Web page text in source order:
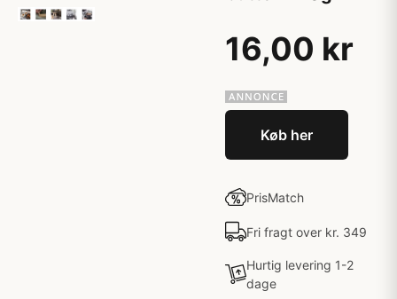
16,00 kr
Køb her
PrisMatch
Fri fragt over kr. 349
Hurtig levering 1-2
dage